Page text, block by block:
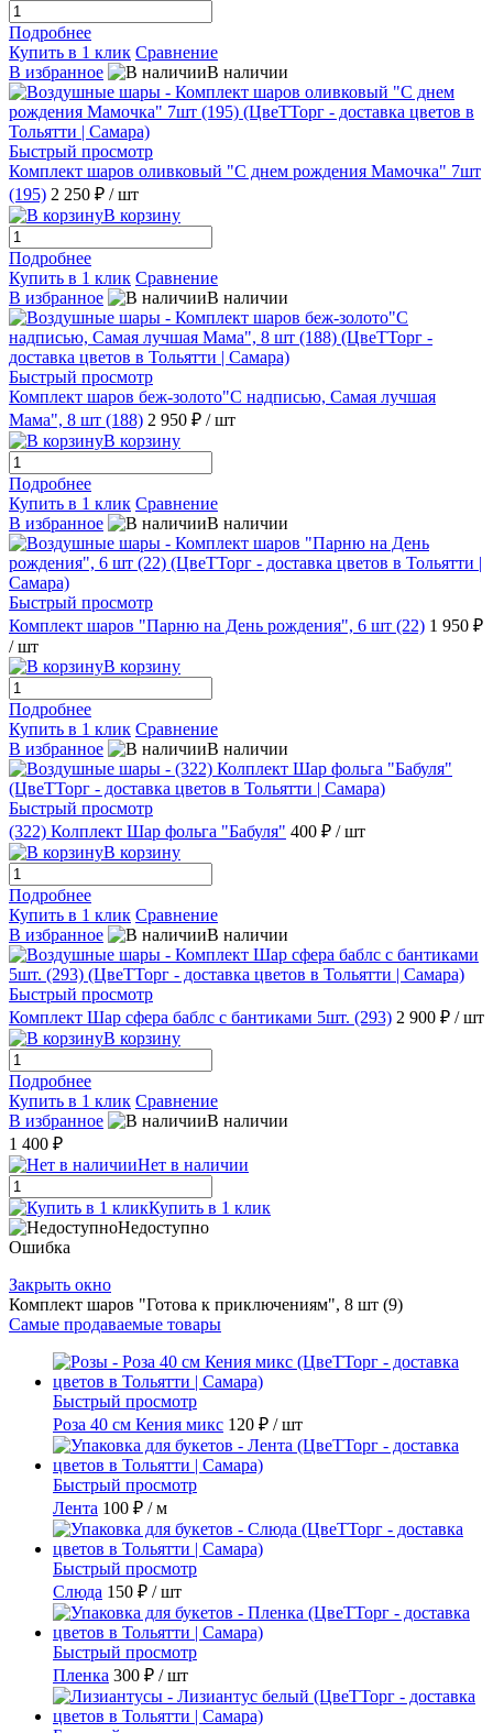
Подробнее
Купить в 1 клик Сравнение
В избранное
В наличии
Быстрый просмотр
Комплект шаров оливковый "С днем рождения Мамочка" 7шт
(195) 2 250 ₽ / шт
В корзину
Подробнее
Купить в 1 клик Сравнение
В избранное
В наличии
Быстрый просмотр
Комплект шаров беж-золото"С надписью, Самая лучшая
Мама", 8 шт (188) 2 950 ₽ / шт
В корзину
Подробнее
Купить в 1 клик Сравнение
В избранное
В наличии
Быстрый просмотр
Комплект шаров "Парню на День рождения", 6 шт (22) 1 950 ₽
/ шт
В корзину
Подробнее
Купить в 1 клик Сравнение
В избранное
В наличии
Быстрый просмотр
(322) Колплект Шар фольга "Бабуля" 400 ₽ / шт
В корзину
Подробнее
Купить в 1 клик Сравнение
В избранное
В наличии
Быстрый просмотр
Комплект Шар сфера баблс с бантиками 5шт. (293) 2 900 ₽ / шт
В корзину
Подробнее
Купить в 1 клик Сравнение
В избранное
В наличии
1 400 ₽
Нет в наличии
Купить в 1 клик
Недоступно
Ошибка
Закрыть окно
Комплект шаров "Готова к приключениям", 8 шт (9)
Самые продаваемые товары
Быстрый просмотр
Роза 40 см Кения микс 120 ₽ / шт
Быстрый просмотр
Лента 100 ₽ / м
Быстрый просмотр
Слюда 150 ₽ / шт
Быстрый просмотр
Пленка 300 ₽ / шт